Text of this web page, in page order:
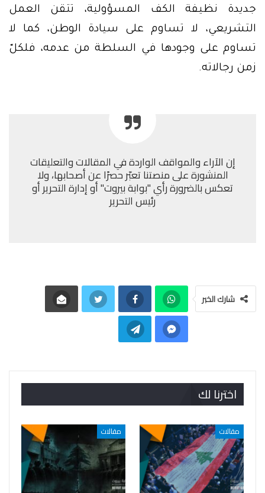
جديدة نظيفة الكف المسؤولية، تتقن العمل
التشريعي، لا تساوم على سيادة الوطن، كما لا
تساوم على وجودها في السلطة من عدمه، فلكلّ
زمن رجالاته.
إن الآراء والمواقف الواردة في المقالات والتعليقات
المنشورة على منصتنا تعبّر حصرًا عن أصحابها، ولا
تعكس بالضرورة رأي "بوابة بيروت" أو إدارة التحرير أو
رئيس التحرير
شارك الخبر
اخترنا لك
مقالات مقالات